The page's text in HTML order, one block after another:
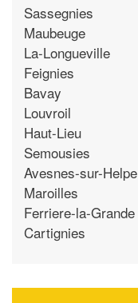
Sassegnies
Maubeuge
La-Longueville
Feignies
Bavay
Louvroil
Haut-Lieu
Semousies
Avesnes-sur-Helpe
Maroilles
Ferriere-la-Grande
Cartignies